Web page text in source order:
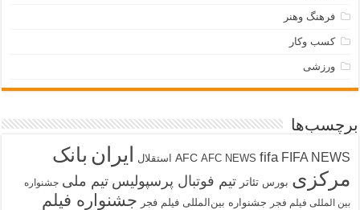
فرهنگ وهنر
کسب وکار
ورزشی
برچسب‌ها
AFC AFC NEWS fifa FIFA NEWS استقلال ایران بانک
مرکزی بورس تئاتر تیم فوتبال پرسپولیس تیم ملی جشنواره
بین المللی فیلم فجر جشنواره بین‌المللی فیلم فجر جشنواره فیلم